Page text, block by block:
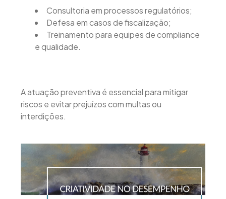
Consultoria em processos regulatórios;
Defesa em casos de fiscalização;
Treinamento para equipes de compliance
e qualidade.
A atuação preventiva é essencial para mitigar
riscos e evitar prejuízos com multas ou
interdições.